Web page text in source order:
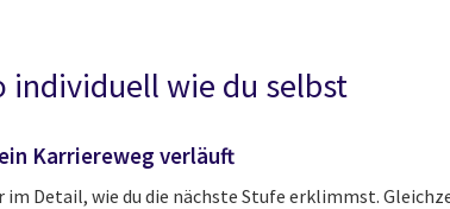
individuell wie du selbst
Karriereweg verläuft
Detail, wie du die nächste Stufe erklimmst.